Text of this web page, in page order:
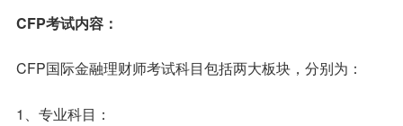
CFP考试内容：
CFP国际金融理财师考试科目包括两大板块，分别为：
1、专业科目：